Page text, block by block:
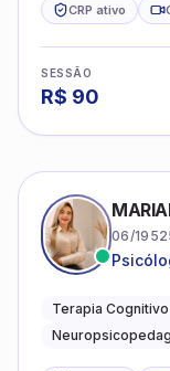
CRP ativo
SESSÃO
R$ 90
06/
do
Terapia